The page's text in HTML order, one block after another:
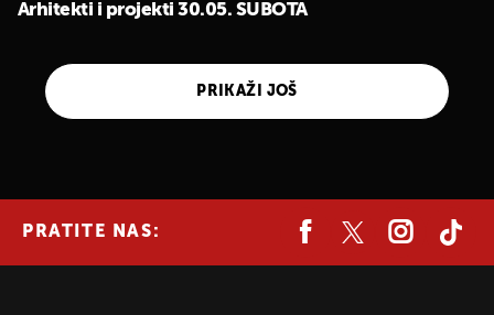
Arhitekti i projekti 30.05. SUBOTA
PRIKAŽI JOŠ
PRATITE NAS: